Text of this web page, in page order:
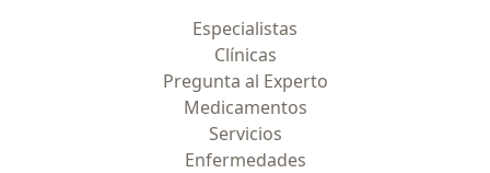
Especialistas
Clínicas
Pregunta al Experto
Medicamentos
Servicios
Enfermedades